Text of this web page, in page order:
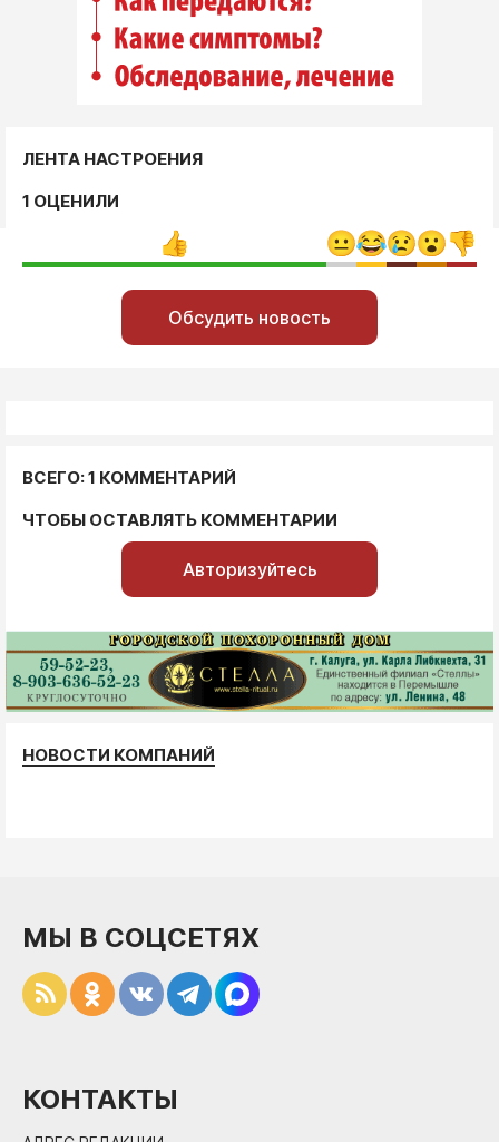
ЛЕНТА НАСТРОЕНИЯ
1 ОЦЕНИЛИ
Обсудить новость
ВСЕГО: 1 КОММЕНТАРИЙ
ЧТОБЫ ОСТАВЛЯТЬ КОММЕНТАРИИ
Авторизуйтесь
НОВОСТИ КОМПАНИЙ
МЫ В СОЦСЕТЯХ
КОНТАКТЫ